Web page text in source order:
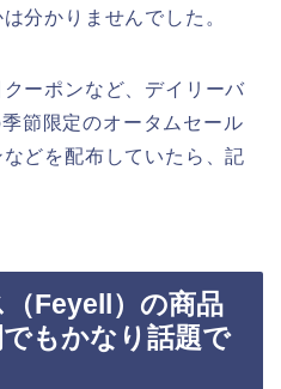
分かりませんでした。
ーポンなど、デイリーバ
節限定のオータムセール
どを配布していたら、記
Feyell）の商品
もかなり話題で